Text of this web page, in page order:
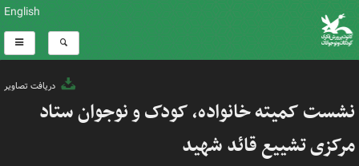
English
دریافت تصاویر
نشست کمیته خانواده، کودک و نوجوان ستاد
مرکزی تشییع قائد شهید